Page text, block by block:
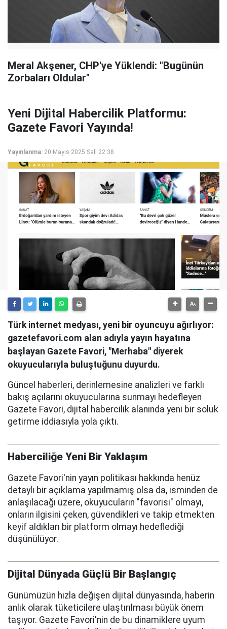
Meral Akşener, CHP'ye Yüklendi: "Bugünün
Zorbaları Oldular"
Yeni Dijital Habercilik Platformu:
Gazete Favori Yayında!
Yayınlanma: 20 Mayıs 2025 Salı 22:38
Türk internet medyası, yeni bir oyuncuyu ağırlıyor:
gazetefavori.com alan adıyla yayın hayatına
başlayan Gazete Favori, "Merhaba" diyerek
okuyucularıyla buluştuğunu duyurdu.
Güncel haberleri, derinlemesine analizleri ve farklı
bakış açılarını okuyucularına sunmayı hedefleyen
Gazete Favori, dijital habercilik alanında yeni bir soluk
getirme iddiasıyla yola çıktı.
Haberciliğe Yeni Bir Yaklaşım
Gazete Favori'nin yayın politikası hakkında henüz
detaylı bir açıklama yapılmamış olsa da, isminden de
anlaşılacağı üzere, okuyucuların "favorisi" olmayı,
onların ilgisini çeken, güvendikleri ve takip etmekten
keyif aldıkları bir platform olmayı hedeflediği
düşünülüyor.
Dijital Dünyada Güçlü Bir Başlangıç
Günümüzün hızla değişen dijital dünyasında, haberin
anlık olarak tüketicilere ulaştırılması büyük önem
taşıyor. Gazete Favori'nin de bu dinamiklere uyum